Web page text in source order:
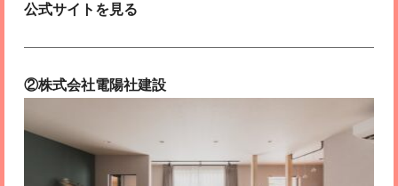
公式サイトを見る
②株式会社電陽社建設